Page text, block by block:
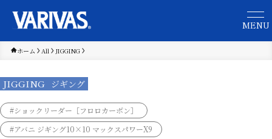
ホーム All JIGGING
JIGGING ジギング
#ショックリーダー［フロロカーボン］
#アバニ ジギング10×10 マックスパワーX9